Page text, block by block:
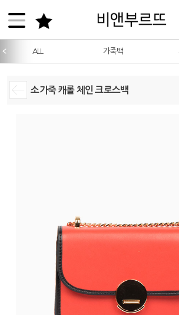
ALL 가죽백
소가죽 캐롤 체인 크로스백